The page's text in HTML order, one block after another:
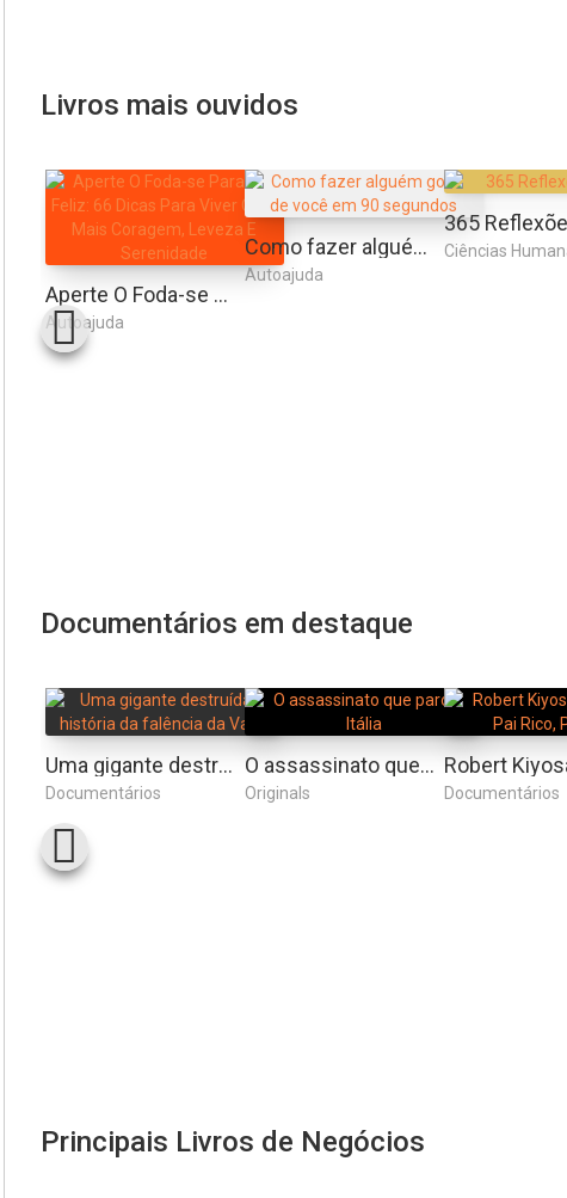
Livros mais ouvidos
Aperte O Foda-se Para Ser Feliz: 66 Dicas Para Viver Com Mais Coragem, Leveza E Serenidade
Autoajuda
Como fazer alguém gostar de você em 90 segundos
Autoajuda
Ciências
Documentários em destaque
Uma gigante destruída: a história da falência da Varig
Documentários
O assassinato que parou a Itália
Originals Documentários
Principais Livros de Negócios